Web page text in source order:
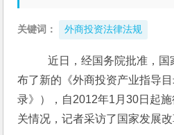
关键词： 外商投资法律法规
近日，经国务院批准，国
布了新的《外商投资产业指导
录》），自2012年1月30日起
关情况，记者采访了国家发展改